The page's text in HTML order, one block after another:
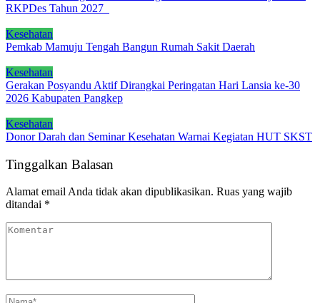
RKPDes Tahun 2027
Kesehatan
Pemkab Mamuju Tengah Bangun Rumah Sakit Daerah
Kesehatan
Gerakan Posyandu Aktif Dirangkai Peringatan Hari Lansia ke-30
2026 Kabupaten Pangkep
Kesehatan
Donor Darah dan Seminar Kesehatan Warnai Kegiatan HUT SKST
Tinggalkan Balasan
Alamat email Anda tidak akan dipublikasikan. Ruas yang wajib
ditandai *